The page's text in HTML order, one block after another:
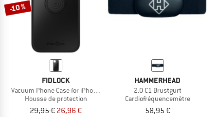
-10 %
FIDLOCK
Vacuum Phone Case for iPhone 15 Plus
Housse de protection
29,95 € 26,96 €
HAMMERHEAD
2.0 C1 Brustgurt
Cardiofréquencemètre
58,95 €